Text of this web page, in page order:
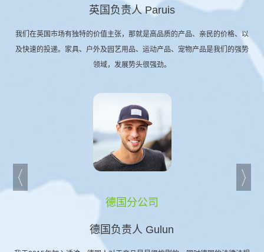
英国负责人 Paruis
我们在英国市场有独特的价值主张，那就是高品质的产品、亲民的价格、以
及快速的投递。家具、户外及园艺用品、运动产品、宠物产品是我们的强势
领域，发展势头很强劲。
德国分公司
德国负责人 Gulun